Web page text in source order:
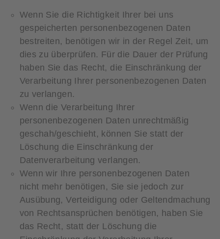
Wenn Sie die Richtigkeit Ihrer bei uns
gespeicherten personenbezogenen Daten
bestreiten, benötigen wir in der Regel Zeit, um
dies zu überprüfen. Für die Dauer der Prüfung
haben Sie das Recht, die Einschränkung der
Verarbeitung Ihrer personenbezogenen Daten
zu verlangen.
Wenn die Verarbeitung Ihrer
personenbezogenen Daten unrechtmäßig
geschah/geschieht, können Sie statt der
Löschung die Einschränkung der
Datenverarbeitung verlangen.
Wenn wir Ihre personenbezogenen Daten
nicht mehr benötigen, Sie sie jedoch zur
Ausübung, Verteidigung oder Geltendmachung
von Rechtsansprüchen benötigen, haben Sie
das Recht, statt der Löschung die